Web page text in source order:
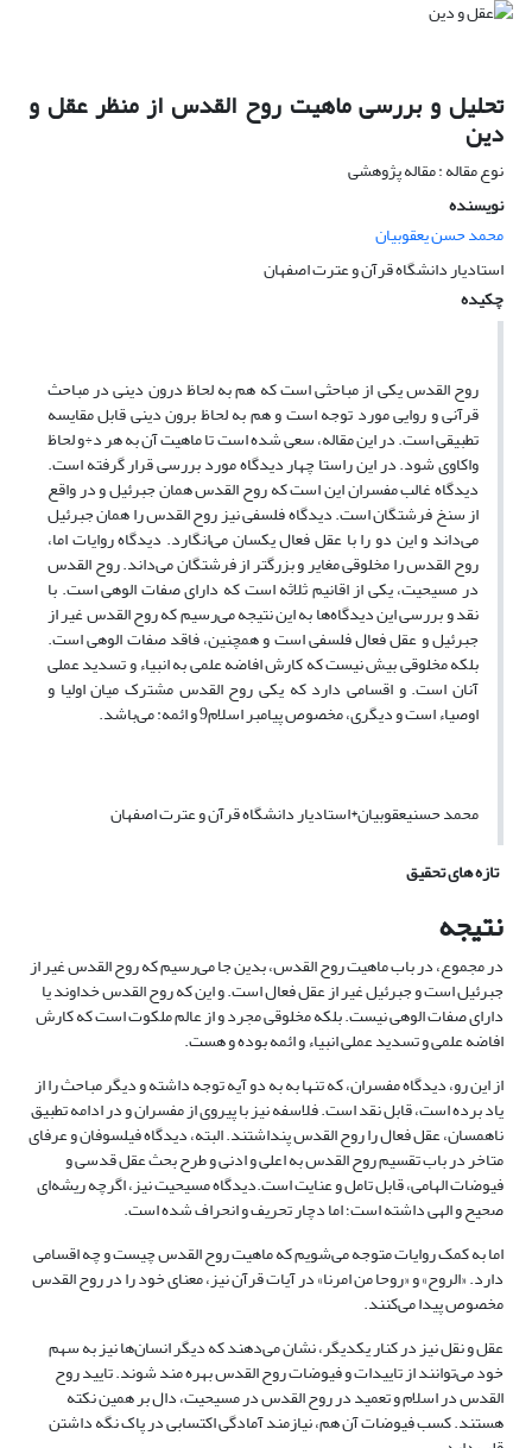
تحلیل و بررسی ماهیت روح القدس از منظر عقل و
دین
نوع مقاله : مقاله پژوهشی
نویسنده
محمد حسن یعقوبیان
استادیار دانشگاه قرآن و عترت اصفهان
چکیده
روح القدس یکی از مباحثی است که هم به لحاظ درون دینی در مباحث
قرآنی و روایی مورد توجه است و هم به لحاظ برون دینی قابل مقایسه
تطبیقی است. در این مقاله، سعی شده است تا ماهیت آن به هر د÷و لحاظ
واکاوی شود. در این راستا چهار دیدگاه مورد بررسی قرار گرفته است.
دیدگاه غالب مفسران این است که روح القدس همان جبرئیل و در واقع
از سنخ فرشتگان است. دیدگاه فلسفی نیز روح القدس را همان جبرئیل
می‌داند و این دو را با عقل فعال یکسان می‌انگارد. دیدگاه روایات اما،
روح القدس را مخلوقی مغایر و بزرگتر از فرشتگان می‌داند. روح القدس
در مسیحیت، یکی از اقانیم ثلاثه است که دارای صفات الوهی است. با
نقد و بررسی این دیدگاه‌ها به این نتیجه می‌رسیم که روح القدس غیر از
جبرئیل و عقل فعال فلسفی است و همچنین، فاقد صفات الوهی است.
بلکه مخلوقی بیش نیست که کارش افاضه علمی به انبیاء و تسدید عملی
آنان است. و اقسامی دارد که یکی روح القدس مشترک میان اولیا و
اوصیاء است و دیگری، مخصوص پیامبر اسلام9 و ائمه: می‌باشد.
محمد حسنیعقوبیان*استادیار دانشگاه قرآن و عترت اصفهان
تازه های تحقیق
نتیجه
در مجموع، در باب ماهیت روح القدس، بدین جا می‌رسیم که روح القدس غیر از
جبرئیل است و جبرئیل غیر از عقل فعال است. و این که روح القدس خداوند یا
دارای صفات الوهی نیست. بلکه مخلوقی مجرد و از عالم ملکوت است که کارش
افاضه علمی و تسدید عملی انبیاء و ائمه بوده و هست.
از این رو، دیدگاه مفسران، که تنها به به دو آیه توجه داشته و دیگر مباحث را از
یاد برده است، قابل نقد است. فلاسفه نیز با پیروی از مفسران و در ادامه تطبیق
ناهمسان، عقل فعال را روح القدس پنداشتند. البته، دیدگاه فیلسوفان و عرفای
متاخر در باب تقسیم روح القدس به اعلی و ادنی و طرح بحث عقل قدسی و
فیوضات الهامی، قابل تامل و عنایت است.دیدگاه مسیحیت نیز، اگرچه ریشه‌ای
صحیح و الهی داشته است؛ اما دچار تحریف و انحراف شده است.
اما به کمک روایات متوجه می‌شویم که ماهیت روح القدس چیست و چه اقسامی
دارد. «الروح» و «روحا من امرنا» در آیات قرآن نیز، معنای خود را در روح القدس
مخصوص پیدا می‌کنند.
عقل و نقل نیز در کنار یکدیگر، نشان می‌دهند که دیگر انسان‌ها نیز به سهم
خود می‌توانند از تاییدات و فیوضات روح القدس بهره مند شوند. تایید روح
القدس در اسلام و تعمید در روح القدس در مسیحیت، دال بر همین نکته
هستند. کسب فیوضات آن هم، نیازمند آمادگی اکتسابی در پاک نگه داشتن